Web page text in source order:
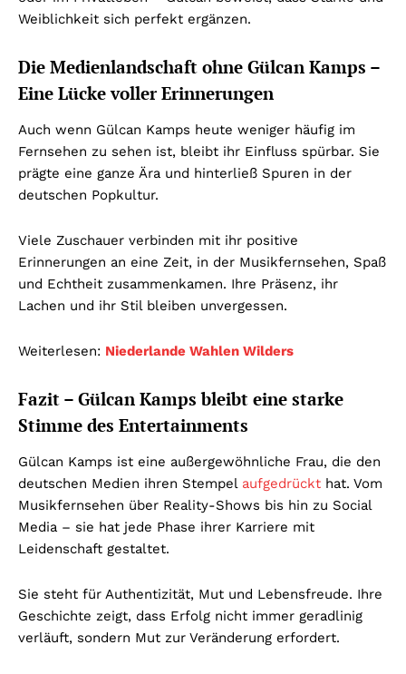
Weiblichkeit sich perfekt ergänzen.
Die Medienlandschaft ohne Gülcan Kamps –
Eine Lücke voller Erinnerungen
Auch wenn Gülcan Kamps heute weniger häufig im
Fernsehen zu sehen ist, bleibt ihr Einfluss spürbar. Sie
prägte eine ganze Ära und hinterließ Spuren in der
deutschen Popkultur.
Viele Zuschauer verbinden mit ihr positive
Erinnerungen an eine Zeit, in der Musikfernsehen, Spaß
und Echtheit zusammenkamen. Ihre Präsenz, ihr
Lachen und ihr Stil bleiben unvergessen.
Weiterlesen: Niederlande Wahlen Wilders
Fazit – Gülcan Kamps bleibt eine starke
Stimme des Entertainments
Gülcan Kamps ist eine außergewöhnliche Frau, die den
deutschen Medien ihren Stempel aufgedrückt hat. Vom
Musikfernsehen über Reality-Shows bis hin zu Social
Media – sie hat jede Phase ihrer Karriere mit
Leidenschaft gestaltet.
Sie steht für Authentizität, Mut und Lebensfreude. Ihre
Geschichte zeigt, dass Erfolg nicht immer geradlinig
verläuft, sondern Mut zur Veränderung erfordert.